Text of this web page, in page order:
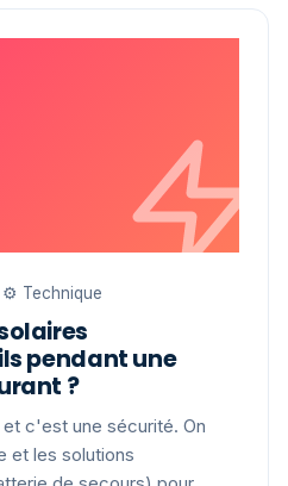
⚙️ Technique
pendant une
?
c'est une sécurité. On
et les solutions